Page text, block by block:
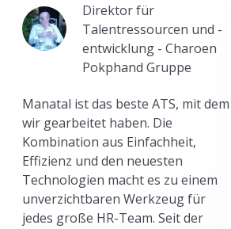
Direktor für
Talentressourcen und -
entwicklung - Charoen
Pokphand Gruppe
Manatal ist das beste ATS, mit dem
wir gearbeitet haben. Die
Kombination aus Einfachheit,
Effizienz und den neuesten
Technologien macht es zu einem
unverzichtbaren Werkzeug für
jedes große HR-Team. Seit der